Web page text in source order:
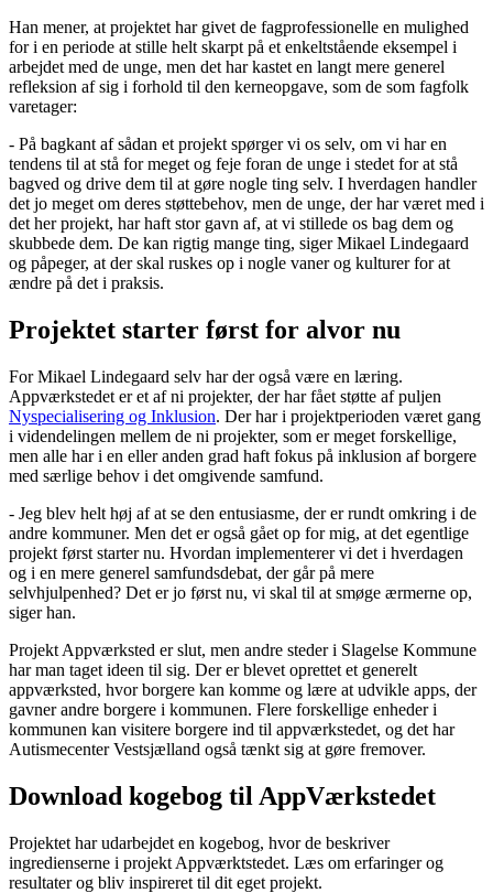
Han mener, at projektet har givet de fagprofessionelle en mulighed
for i en periode at stille helt skarpt på et enkeltstående eksempel i
arbejdet med de unge, men det har kastet en langt mere generel
refleksion af sig i forhold til den kerneopgave, som de som fagfolk
varetager:
- På bagkant af sådan et projekt spørger vi os selv, om vi har en
tendens til at stå for meget og feje foran de unge i stedet for at stå
bagved og drive dem til at gøre nogle ting selv. I hverdagen handler
det jo meget om deres støttebehov, men de unge, der har været med i
det her projekt, har haft stor gavn af, at vi stillede os bag dem og
skubbede dem. De kan rigtig mange ting, siger Mikael Lindegaard
og påpeger, at der skal ruskes op i nogle vaner og kulturer for at
ændre på det i praksis.
Projektet starter først for alvor nu
For Mikael Lindegaard selv har der også være en læring.
Appværkstedet er et af ni projekter, der har fået støtte af puljen
Nyspecialisering og Inklusion. Der har i projektperioden været gang
i videndelingen mellem de ni projekter, som er meget forskellige,
men alle har i en eller anden grad haft fokus på inklusion af borgere
med særlige behov i det omgivende samfund.
- Jeg blev helt høj af at se den entusiasme, der er rundt omkring i de
andre kommuner. Men det er også gået op for mig, at det egentlige
projekt først starter nu. Hvordan implementerer vi det i hverdagen
og i en mere generel samfundsdebat, der går på mere
selvhjulpenhed? Det er jo først nu, vi skal til at smøge ærmerne op,
siger han.
Projekt Appværksted er slut, men andre steder i Slagelse Kommune
har man taget ideen til sig. Der er blevet oprettet et generelt
appværksted, hvor borgere kan komme og lære at udvikle apps, der
gavner andre borgere i kommunen. Flere forskellige enheder i
kommunen kan visitere borgere ind til appværkstedet, og det har
Autismecenter Vestsjælland også tænkt sig at gøre fremover.
Download kogebog til AppVærkstedet
Projektet har udarbejdet en kogebog, hvor de beskriver
ingredienserne i projekt Appværktstedet. Læs om erfaringer og
resultater og bliv inspireret til dit eget projekt.